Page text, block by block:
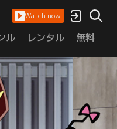
Watch now
ル レンタル 無料